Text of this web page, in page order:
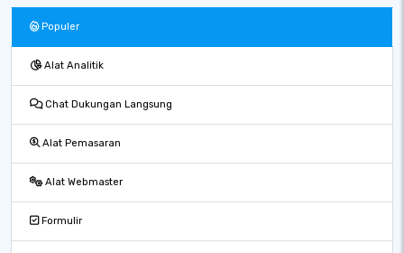
Populer
Alat Analitik
Chat Dukungan Langsung
Alat Pemasaran
Alat Webmaster
Formulir